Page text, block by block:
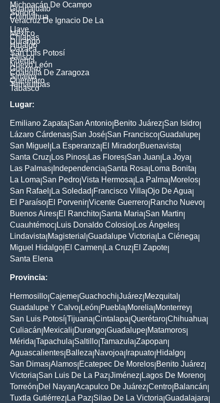
Michoacán De Ocampo
Guanajuato
Sonora
Chihuahua
Veracruz De Ignacio De La
Llave
México
Chiapas
Durango
Hidalgo
Oaxaca
San Luis Potosí
Jalisco
Puebla
Nuevo León
Guerrero
Coahuila De Zaragoza
Sinaloa
Querétaro
Tamaulipas
Tabasco
Lugar:
Emiliano Zapata San Antonio Benito Juárez San Isidro
Lázaro Cárdenas San José San Francisco Guadalupe
San Miguel
La Esperanza El Mirador Buenavista
Santa Cruz Los Pinos Las Flores San Juan La Joya
Las Palmas Independencia Santa Rosa Loma Bonita
La Loma San Pedro Vista Hermosa La Palma Morelos
San Rafael
La Soledad Francisco Villa Ojo De Agua
El Paraíso El Porvenir Vicente Guerrero Rancho Nuevo
Buenos Aires El Ranchito Santa Maria San Martin
Cuauhtémoc Luis Donaldo Colosio Los Ángeles
Lindavista Magisterial Guadalupe Victoria La Ciénega
Miguel Hidalgo El Carmen La Cruz El Zapote
Santa Elena
Provincia:
Hermosillo Cajeme Guachochi Juárez Mezquital
Guadalupe Y Calvo León Puebla Morelia Monterrey
San Luis Potosí Tijuana Cintalapa Querétaro Chihuahua
Culiacán Mexicali Durango Guadalupe Matamoros
Mérida Tapachula Saltillo Tamazula Zapopan
Aguascalientes Balleza Navojoa Irapuato Hidalgo
San Dimas Alamos Ecatepec De Morelos Benito Juárez
Victoria San Luis De La Paz Jiménez Lagos De Moreno
Torreón Del Nayar Acapulco De Juárez Centro Balancán
Tuxtla Gutiérrez La Paz Silao De La Victoria Guadalajara